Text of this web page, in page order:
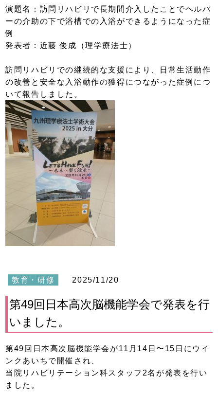
演題名：訪問リハビリで長期間介入したことでヘルパ
ーの介助の下で浴槽での入浴ができるようになった症
例
発表者：近藤 俊成（理学療法士）
訪問リハビリでの継続的な支援により、日常生活動作
の改善と安全な入浴動作の獲得につながった症例につ
いて報告しました。
教育・研修 2025/11/20
第49回日本高次脳機能学会で発表を行
いました。
第49回日本高次脳機能学会が11月14日〜15日にウイ
ンクあいちで開催され、
当院リハビリテーション科スタッフ2名が発表を行い
ました。